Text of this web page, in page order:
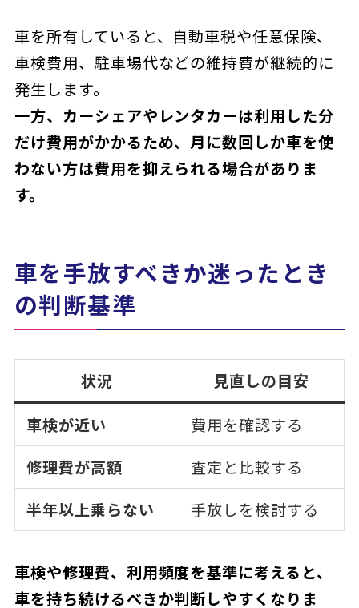
車を所有していると、自動車税や任意保険、
車検費用、駐車場代などの維持費が継続的に
発生します。
一方、カーシェアやレンタカーは利用した分
だけ費用がかかるため、月に数回しか車を使
わない方は費用を抑えられる場合がありま
す。
車を手放すべきか迷ったとき
の判断基準
状況
見直しの目安
車検が近い
費用を確認する
修理費が高額
査定と比較する
半年以上乗らない
手放しを検討する
車検や修理費、利用頻度を基準に考えると、
車を持ち続けるべきか判断しやすくなりま